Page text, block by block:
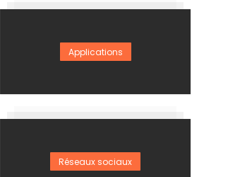
Applications
Réseaux sociaux